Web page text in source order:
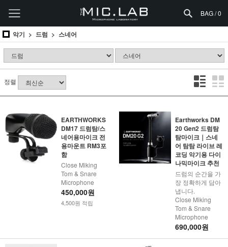
BAG /0
악기 드럼 스네어
정렬
EARTHWORKS
DM17 드럼탐/스
네어용마이크 전
용마운트 RM3포
함
Close Miking
Tom & Snare
Microphone
450,000원
4,500원 적립
Earthworks DM
20 Gen2 드럼탐
탐마이크｜스네
어 탐탐 라이브 레
코딩 악기용 다이
나믹마이크 추천
드럼의 순간을 가
장 정확하게 담아
냅니다.
Close Miking
Tom & Snare
Microphone
690,000원